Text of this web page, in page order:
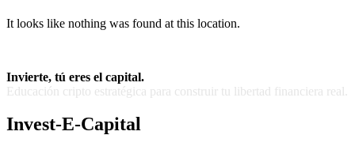
It looks like nothing was found at this location.
Invierte, tú eres el capital.
Educación cripto estratégica para construir tu libertad financiera real.
Invest-E-Capital